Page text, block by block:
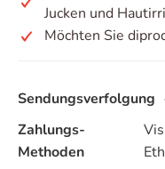
Jucken und
Möchten Sie
Sendungsverfolgung
Zahlungs-
Methoden